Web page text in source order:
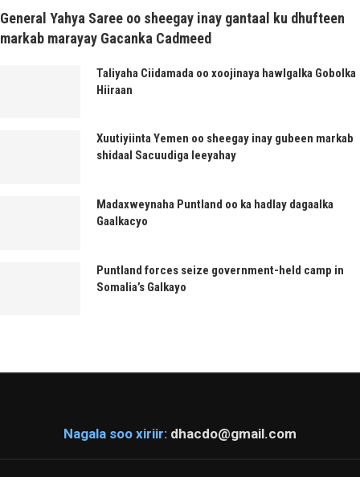
General Yahya Saree oo sheegay inay gantaal ku dhufteen
markab marayay Gacanka Cadmeed
Taliyaha Ciidamada oo xoojinaya hawlgalka Gobolka
Hiiraan
Xuutiyiinta Yemen oo sheegay inay gubeen markab
shidaal Sacuudiga leeyahay
Madaxweynaha Puntland oo ka hadlay dagaalka
Gaalkacyo
Puntland forces seize government-held camp in
Somalia’s Galkayo
Nagala soo xiriir: dhacdo@gmail.com